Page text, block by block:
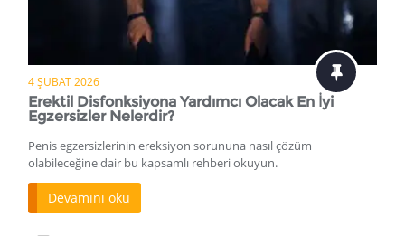
4 ŞUBAT 2026
Erektil Disfonksiyona Yardımcı Olacak En İyi
Egzersizler Nelerdir?
Penis egzersizlerinin ereksiyon sorununa nasıl çözüm
olabileceğine dair bu kapsamlı rehberi okuyun.
Devamını oku